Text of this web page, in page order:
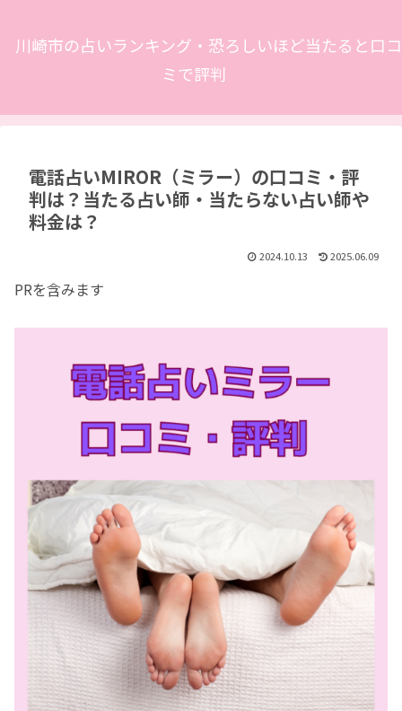
川崎市の占いランキング・恐ろしいほど当たると口コ
ミで評判
電話占いMIROR（ミラー）の口コミ・評
判は？当たる占い師・当たらない占い師や
料金は？
2024.10.13 2025.06.09
PRを含みます